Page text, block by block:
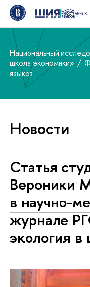
Национальный
школа экономики»
языков
Новости
Статья
Вероники
в научно-
журнале
экология